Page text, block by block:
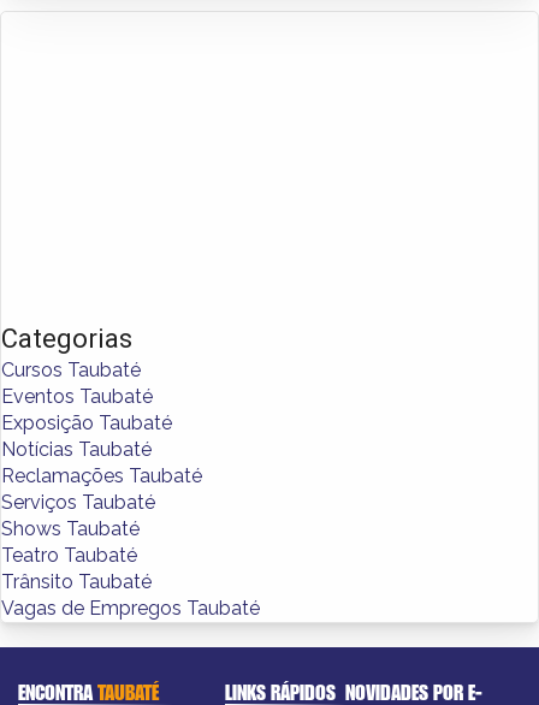
Categorias
Cursos Taubaté
Eventos Taubaté
Exposição Taubaté
Notícias Taubaté
Reclamações Taubaté
Serviços Taubaté
Shows Taubaté
Teatro Taubaté
Trânsito Taubaté
Vagas de Empregos Taubaté
ENCONTRATAUBATÉ LINKS RÁPIDOS NOVIDADES POR E-